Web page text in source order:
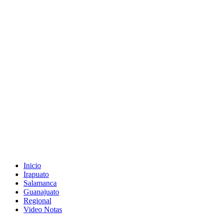
Inicio
Irapuato
Salamanca
Guanajuato
Regional
Video Notas